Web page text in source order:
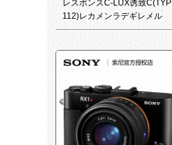
レスポンスC-LUX诱致C(TYP
112)レカメンラデギレメル
WIFI无线传送受信カドCブラ